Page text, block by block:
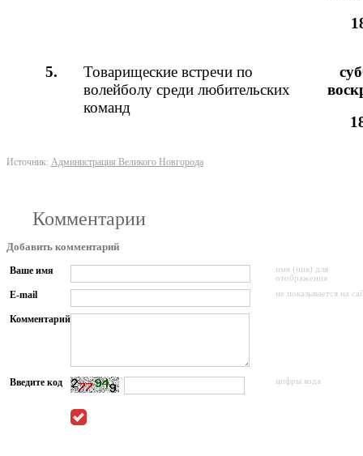
5.
Товарищеские встречи по
волейболу среди любительских
команд
c
Источник: Администрация Великого Новгорода
Комментарии
Добавить комментарий
Ваше имя
имя (ник) для
отображения
E-mail не показывается на
Комментарий
Введите код цифры кода